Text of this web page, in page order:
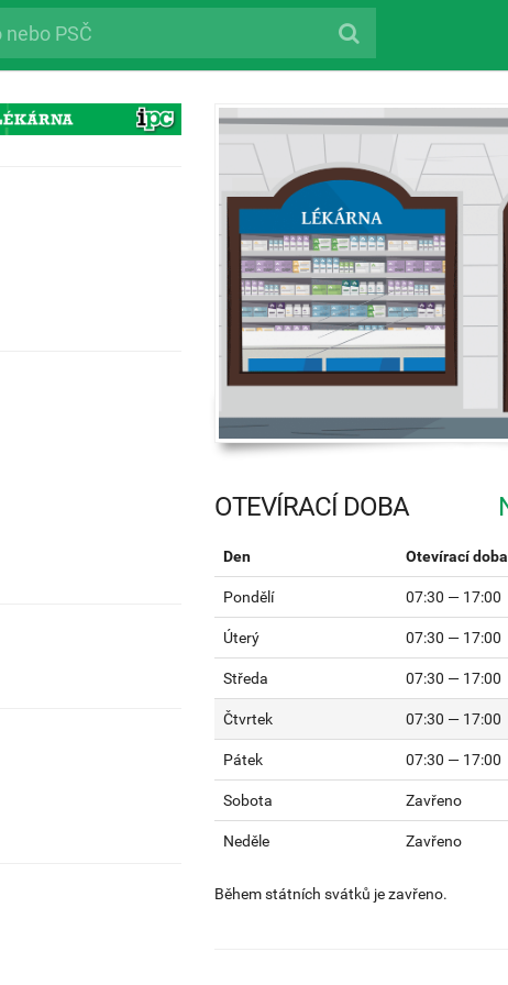
OTEVÍRACÍ DOBA
Den Otevírací doba
Pondělí 07:30 — 17:00
Úterý 07:30 — 17:00
Středa 07:30 — 17:00
Čtvrtek 07:30 — 17:00
Pátek 07:30 — 17:00
Sobota Zavřeno
Neděle Zavřeno
Během státních svátků je zavřeno.